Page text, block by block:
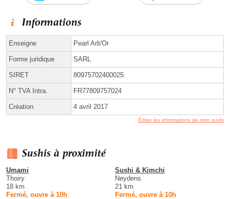
Informations
Enseigne Pearl Arb'Or
Forme juridique SARL
SIRET 80975702400025
N° TVA Intra. FR77809757024
Création 4 avril 2017
Éditer les informations de mon sushi
Sushis à proximité
Umami
Thoiry
18 km
Fermé, ouvre à 10h
Sushi & Kimchi
Neydens
21 km
Fermé, ouvre à 10h